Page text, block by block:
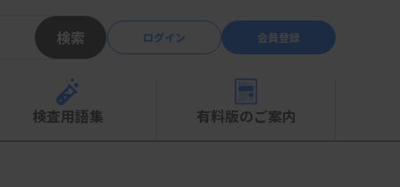
検索 ログイン 会員登録
検査用語集 有料版のご案内